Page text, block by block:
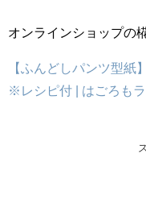
オンラインショップの
【ふんどしパンツ型紙
※レシピ付 | はごろも